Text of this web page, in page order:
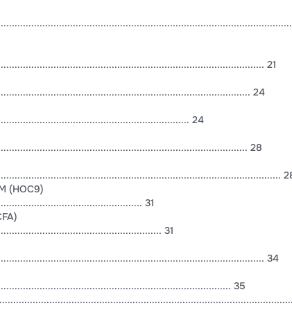
21
24
24
28
(HOC9)
31
31
34
35